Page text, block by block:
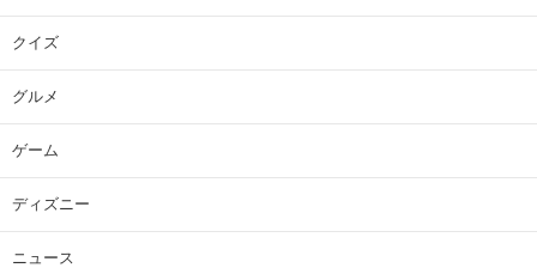
クイズ
グルメ
ゲーム
ディズニー
ニュース